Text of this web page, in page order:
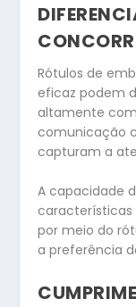
Rótulos de
eficaz podem
altamente
comunicação
capturam a
A capacidade
características
por meio do
a preferência